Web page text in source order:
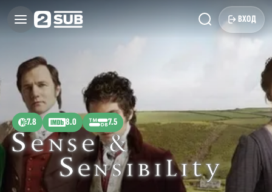
ВХОД
7.8 8.0 7.5